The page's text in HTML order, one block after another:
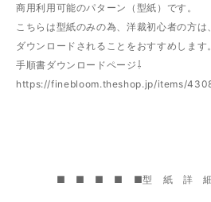
商用利用可能のパターン（型紙）です。
こちらは型紙のみの為、洋裁初心者の方
ダウンロードされることをおすすめします。
手順書ダウンロードページ⇩
https://finebloom.theshop.jp/items/
■ ■ ■ ■ ■型 紙 詳